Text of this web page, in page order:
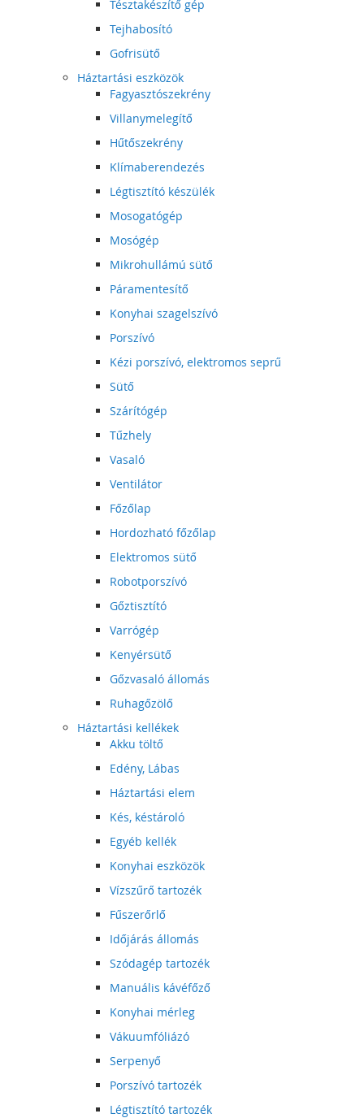
Tésztakészítő gép
Tejhabosító
Gofrisütő
Háztartási eszközök
Fagyasztószekrény
Villanymelegítő
Hűtőszekrény
Klímaberendezés
Légtisztító készülék
Mosogatógép
Mosógép
Mikrohullámú sütő
Páramentesítő
Konyhai szagelszívó
Porszívó
Kézi porszívó, elektromos seprű
Sütő
Szárítógép
Tűzhely
Vasaló
Ventilátor
Főzőlap
Hordozható főzőlap
Elektromos sütő
Robotporszívó
Gőztisztító
Varrógép
Kenyérsütő
Gőzvasaló állomás
Ruhagőzölő
Háztartási kellékek
Akku töltő
Edény, Lábas
Háztartási elem
Kés, késtároló
Egyéb kellék
Konyhai eszközök
Vízszűrő tartozék
Fűszerőrlő
Időjárás állomás
Szódagép tartozék
Manuális kávéfőző
Konyhai mérleg
Vákuumfóliázó
Serpenyő
Porszívó tartozék
Légtisztító tartozék